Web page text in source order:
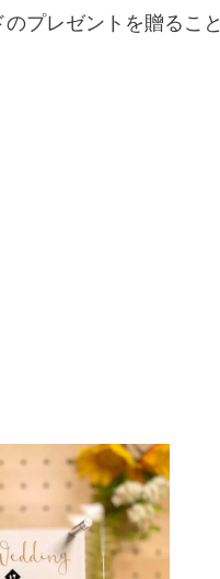
プレゼントを贈るこ